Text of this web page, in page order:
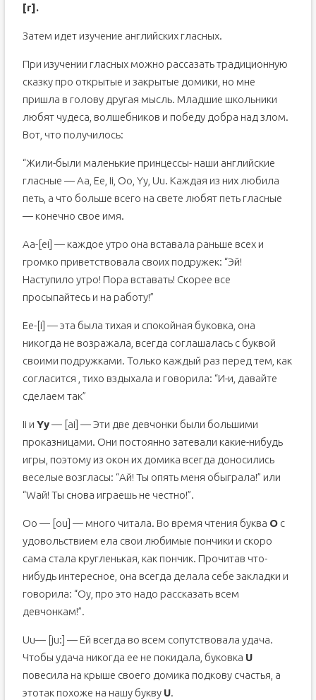
[r].
Затем идет изучение английских гласных.
При изучении гласных можно рассазать традиционную
сказку про открытые и закрытые домики, но мне
пришла в голову другая мысль. Младшие школьники
любят чудеса, волшебников и победу добра над злом.
Вот, что получилось:
“Жили-были маленькие принцессы- наши английские
гласные — Aa, Ee, Ii, Oo, Yy, Uu. Каждая из них любила
петь, а что больше всего на свете любят петь гласные
— конечно свое имя.
Aa-[ei] — каждое утро она вставала раньше всех и
громко приветствовала своих подружек: “Эй!
Наступило утро! Пора вставать! Скорее все
просыпайтесь и на работу!”
Ee-[i] — эта была тихая и спокойная буковка, она
никогда не возражала, всегда соглашалась с буквой
своими подружками. Только каждый раз перед тем, как
согласится , тихо вздыхала и говорила: “И-и, давайте
сделаем так”
Ii и Yy— [ai] — Эти две девчонки были большими
проказницами. Они постоянно затевали какие-нибудь
игры, поэтому из окон их домика всегда доносились
веселые возгласы: “Ай! Ты опять меня обыграла!” или
“Wай! Ты снова играешь не честно!”.
Oo — [ou] — много читала. Во время чтения буква Ос
удовольствием ела свои любимые пончики и скоро
сама стала кругленькая, как пончик. Прочитав что-
нибудь интересное, она всегда делала себе закладки и
говорила: “Оу, про это надо рассказать всем
девчонкам!”.
Uu— [ju:] — Ей всегда во всем сопутствовала удача.
Чтобы удача никогда ее не покидала, буковка U
повесила на крыше своего домика подкову счастья, а
этотак похоже на нашу букву U.